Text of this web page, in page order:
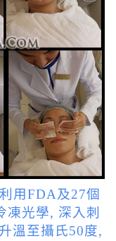
用FDA及27個
凍光學, 深入刺
溫至攝氏50度,